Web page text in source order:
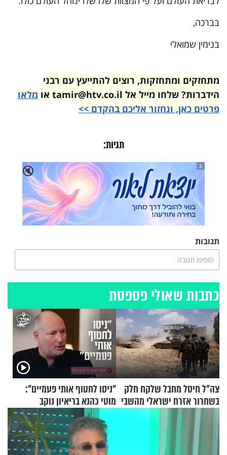
בברכה,
בנימין שמואלי
מתחזקים ומתחזקות, רוצים להתייעץ עם רבני
הידברות? שלחו מייל אל tamir@htv.co.il או
מלאו
פרטים כאן, ונחזור אליכם בהקדם >>
תגיות:
🔇
X
תגובות
הוסיפו תגובה
כתבות שאולי פספסת
צה"ל חיסל מחבל שלקח חלק
בשחרור אזרח ישראלי מהשבי
"ניסו לחטוף אותי פעמיים":
מוטי כהנא בריאיון נוקב